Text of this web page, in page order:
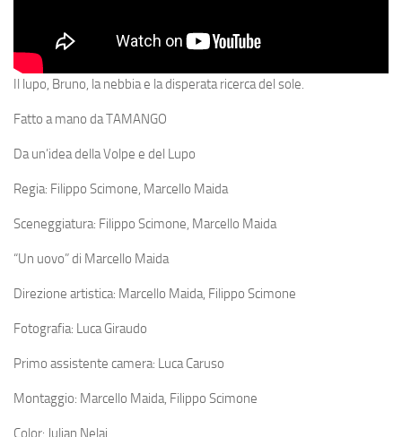
Il lupo, Bruno, la nebbia e la disperata ricerca del sole.
Fatto a mano da TAMANGO
Da un’idea della Volpe e del Lupo
Regia: Filippo Scimone, Marcello Maida
Sceneggiatura: Filippo Scimone, Marcello Maida
“Un uovo” di Marcello Maida
Direzione artistica: Marcello Maida, Filippo Scimone
Fotografia: Luca Giraudo
Primo assistente camera: Luca Caruso
Montaggio: Marcello Maida, Filippo Scimone
Color: Julian Nelaj